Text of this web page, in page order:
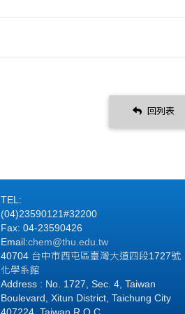
回列表
TEL:
(04)23590121#32200
Fax: 04-23590426
Email:chem@thu.edu.tw
40704 台中市西屯區臺灣大道四段1727號
化學系館
Address : No. 1727, Sec. 4, Taiwan
Boulevard, Xitun District, Taichung City